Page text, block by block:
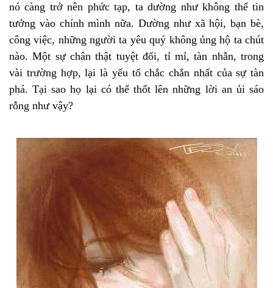
nó càng trở nên phức tạp, ta dường như không thể tin
tưởng vào chính mình nữa. Dường như xã hội, bạn bè,
công việc, những người ta yêu quý không ủng hộ ta chút
nào. Một sự chân thật tuyệt đối, tỉ mỉ, tàn nhẫn, trong
vài trường hợp, lại là yếu tố chắc chắn nhất của sự tàn
phá. Tại sao họ lại có thể thốt lên những lời an ủi sáo
rỗng như vậy?